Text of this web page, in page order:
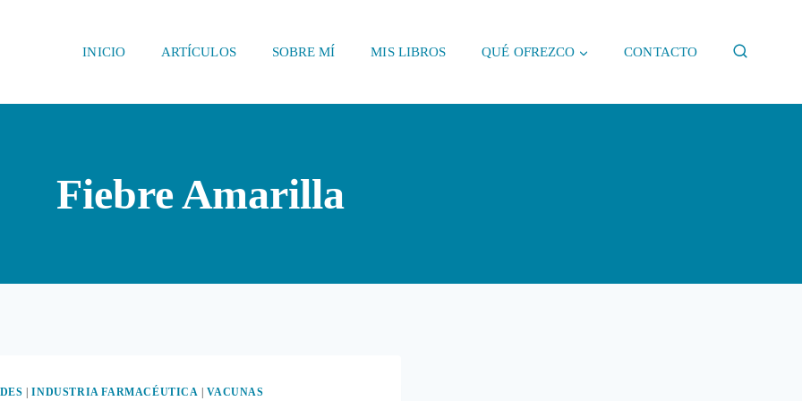
INICIO ARTÍCULOS SOBRE MÍ MIS LIBROS QUÉ OFREZCO CONTACTO
Fiebre Amarilla
|INDUSTRIA FARMACÉUTICA |VACUNAS